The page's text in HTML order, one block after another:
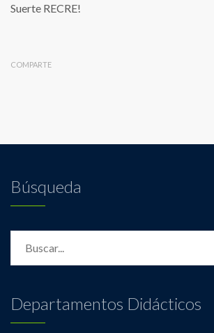
Suerte RECRE!
COMPARTE
Búsqueda
Departamentos Didácticos